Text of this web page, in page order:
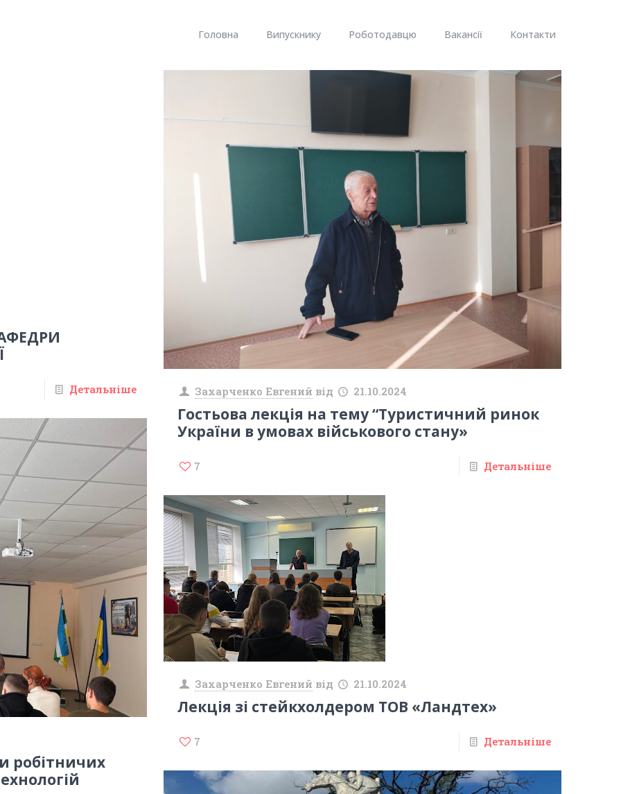
Головна Випускнику Роботодавцю Вакансії Контакти
Детальніше Захарченко Евгений від 21.10.2024
Гостьова лекція на тему “Туристичний ринок
України в умовах військового стану»
7 Детальніше
робітничих
Захарченко Евгений від 21.10.2024
Лекція зі стейкхолдером ТОВ «Ландтех»
7 Детальніше